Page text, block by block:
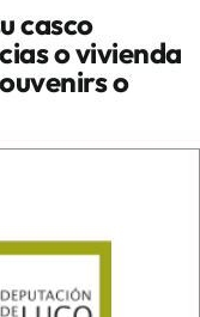
casco
o vivienda
o